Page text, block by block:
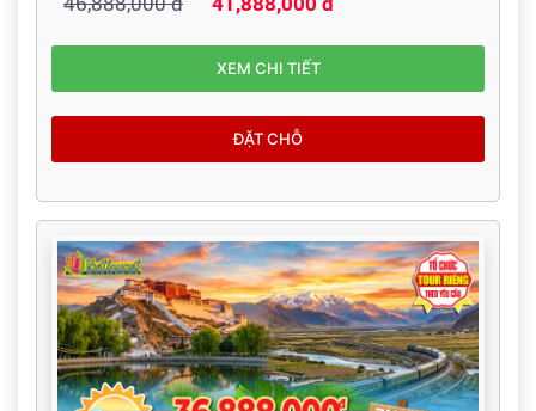
XEM CHI TIẾT
ĐẶT CHỖ